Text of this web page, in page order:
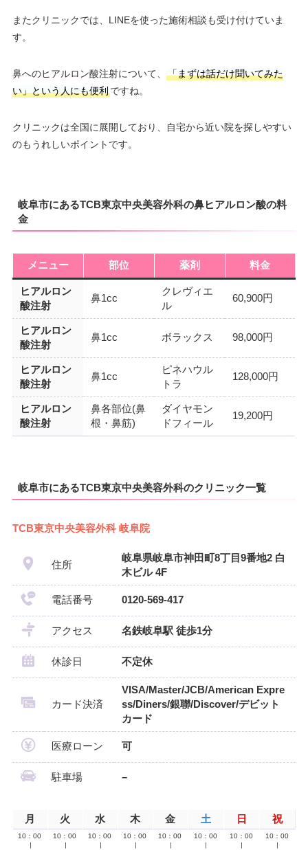
またクリニックでは、LINEを使った施術相談も受け付けていま
す。
鼻へのヒアルロン酸注射について、
「まずは話だけ聞いてみた
い」という人にも便利ですね。
クリニックは全国に展開しており、自宅から近い院を探しやすい
のもうれしいポイントです。
岐阜市にあるTCB東京中央美容外科の鼻ヒアルロン酸の料
金
メニュー 部位 薬剤 料金
ヒアルロン
酸注射
鼻1cc
クレヴィエ
ル
60,900円
ヒアルロン
酸注射
鼻1cc ボラックス 98,000円
ヒアルロン
酸注射
鼻1cc
ピネハウル
トラ
128,000円
ヒアルロン
酸注射
鼻各部位(鼻
根・鼻筋)
ダイヤモン
ドフィール
19,200円
岐阜市にあるTCB東京中央美容外科のクリニック一覧
TCB東京中央美容外科 岐阜院
住所
岐阜県岐阜市神田町8丁目9番地2 白
木ビル 4F
電話番号 0120-569-417
アクセス 名鉄岐阜駅 徒歩1分
休診日 不定休
カード決済
VISA/Master/JCB/American Expre
ss/Diners/銀聯/Discover/デビット
カード
医療ローン 可
駐車場 –
月 火 水 木 金 土 日 祝
10：00
10：00
10：00
10：00
10：00
10：00
10：00
10：00